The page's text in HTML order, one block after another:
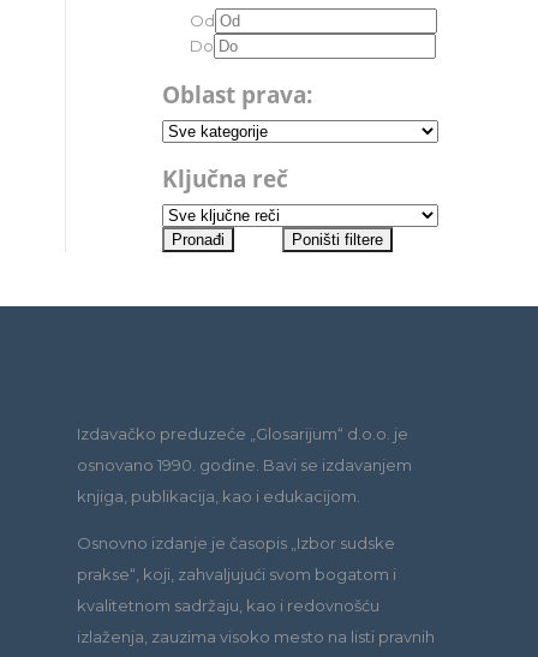
Od
Do
Oblast prava:
Ključna reč
Izdavačko preduzeće „Glosarijum“ d.o.o. je
osnovano 1990. godine. Bavi se izdavanjem
knjiga, publikacija, kao i edukacijom.
Osnovno izdanje je časopis „Izbor sudske
prakse“, koji, zahvaljujući svom bogatom i
kvalitetnom sadržaju, kao i redovnošću
izlaženja, zauzima visoko mesto na listi pravnih